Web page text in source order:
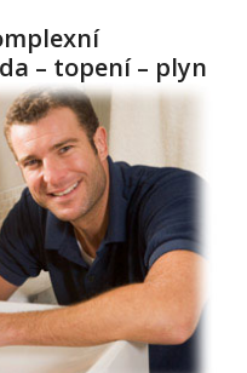
– topení – plyn